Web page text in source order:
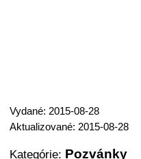
Vydané: 2015-08-28
Aktualizované: 2015-08-28
Kategórie: Pozvánky